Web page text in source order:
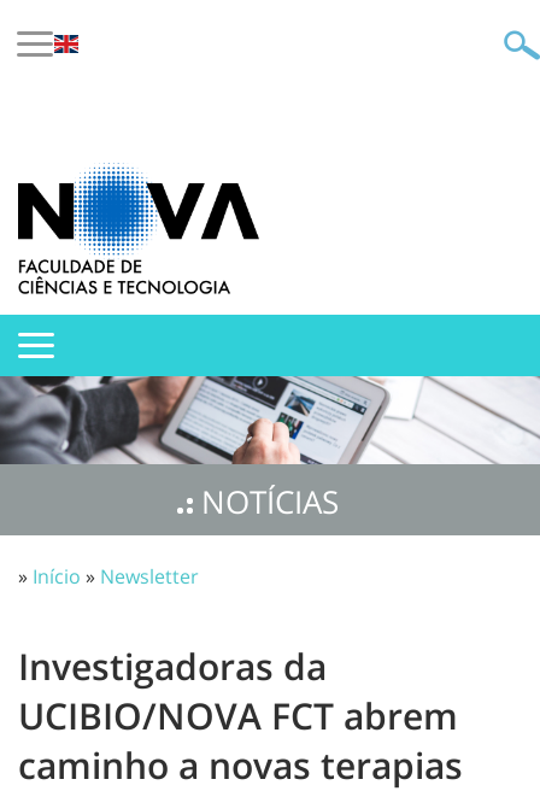
NOTÍCIAS
» Início » Newsletter
Investigadoras da
UCIBIO/NOVA FCT abrem
caminho a novas terapias